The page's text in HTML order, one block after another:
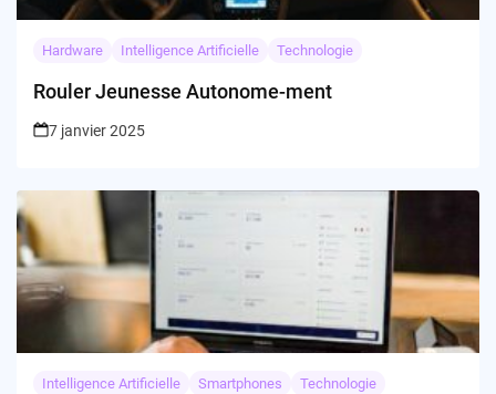
Hardware Intelligence Artificielle Technologie
Rouler Jeunesse Autonome-ment
7 janvier 2025
Intelligence Artificielle Smartphones Technologie